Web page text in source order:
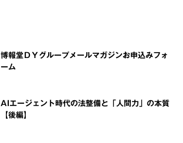
博報堂ＤＹグループメールマガジンお申込みフォ
ーム
AIエージェント時代の法整備と「人間力」の本質
【後編】